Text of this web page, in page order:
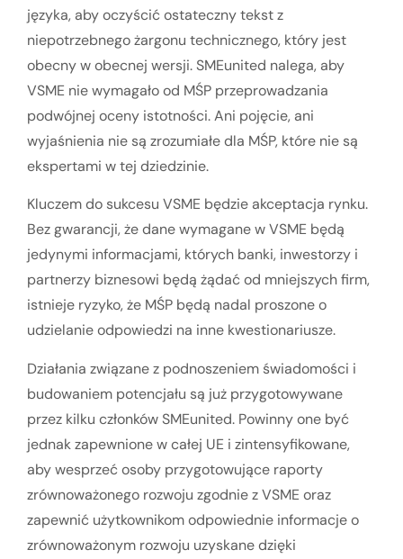
języka, aby oczyścić ostateczny tekst z
niepotrzebnego żargonu technicznego, który jest
obecny w obecnej wersji. SMEunited nalega, aby
VSME nie wymagało od MŚP przeprowadzania
podwójnej oceny istotności. Ani pojęcie, ani
wyjaśnienia nie są zrozumiałe dla MŚP, które nie są
ekspertami w tej dziedzinie.
Kluczem do sukcesu VSME będzie akceptacja rynku.
Bez gwarancji, że dane wymagane w VSME będą
jedynymi informacjami, których banki, inwestorzy i
partnerzy biznesowi będą żądać od mniejszych firm,
istnieje ryzyko, że MŚP będą nadal proszone o
udzielanie odpowiedzi na inne kwestionariusze.
Działania związane z podnoszeniem świadomości i
budowaniem potencjału są już przygotowywane
przez kilku członków SMEunited. Powinny one być
jednak zapewnione w całej UE i zintensyfikowane,
aby wesprzeć osoby przygotowujące raporty
zrównoważonego rozwoju zgodnie z VSME oraz
zapewnić użytkownikom odpowiednie informacje o
zrównoważonym rozwoju uzyskane dzięki